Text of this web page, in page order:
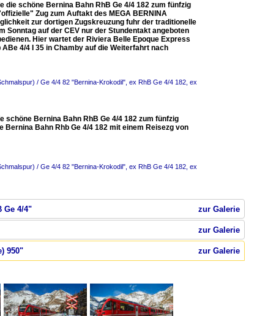
die schöne Bernina Bahn RhB Ge 4/4 182 zum fünfzig
Zug zum Auftakt des MEGA BERNINA
zur dortigen Zugskreuzung fuhr der traditionelle
Sonntag auf der CEV nur der Stundentakt angeboten
Hier wartet der Riviera Belle Epoque Express
4/4 I 35 in Chamby auf die Weiterfahrt nach
/ Ge 4/4 82 "Bernina-Krokodil", ex RhB Ge 4/4 182, ex
schöne Bernina Bahn RhB Ge 4/4 182 zum fünfzig
Bahn Rhb Ge 4/4 182 mit einem Reisezg von
/ Ge 4/4 82 "Bernina-Krokodil", ex RhB Ge 4/4 182, ex
zur Galerie
Ge 4/4"
zur Galerie
zur Galerie
950"